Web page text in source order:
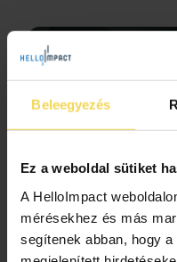
Beleegyezés
Ez a weboldal sütiket
A HelloImpact
mérésekhez és más
segítenek abban, hogy
IT-biztonság
szervezeteknek: